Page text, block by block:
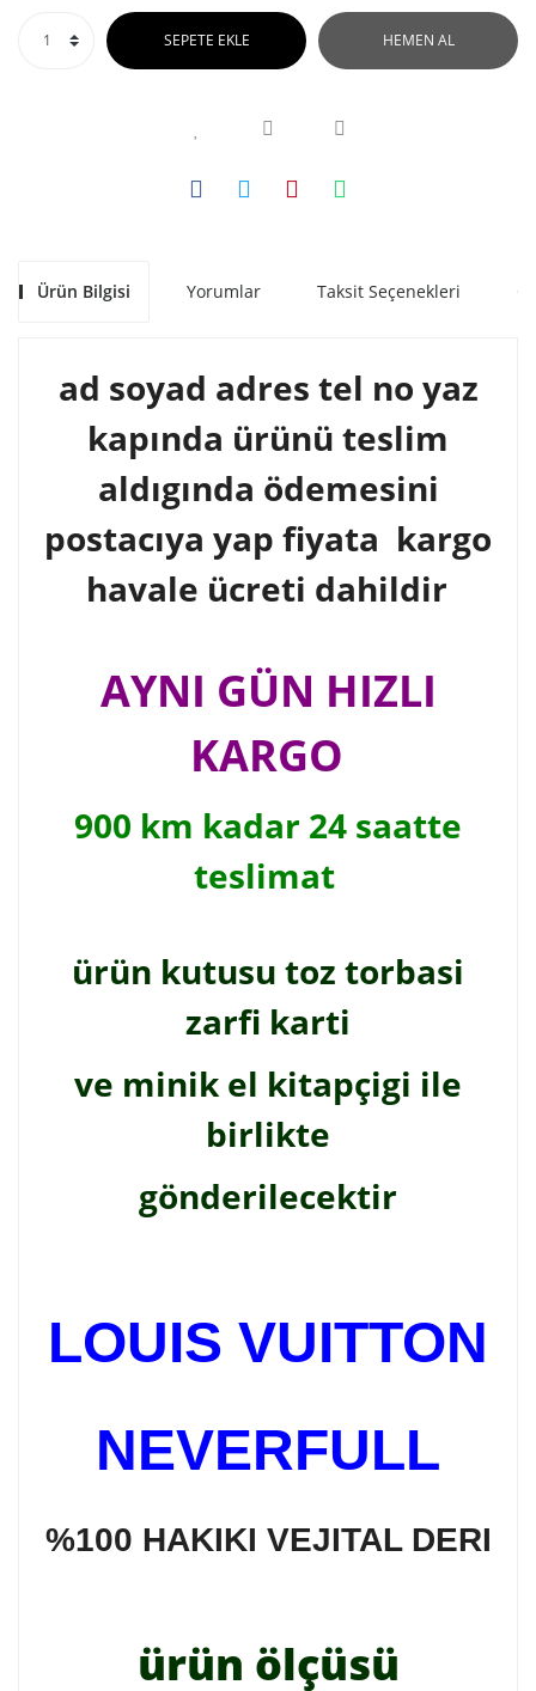
SEPETE EKLE HEMEN AL
Ürün Bilgisi Yorumlar Taksit Seçenekleri
ad soyad adres tel no yaz
kapında ürünü teslim
aldıgında ödemesini
postacıya yap fiyata kargo
havale ücreti dahildir
AYNI GÜN HIZLI
KARGO
900 km kadar 24 saatte
teslimat
ürün kutusu toz torbasi
zarfi karti
ve minik el kitapçigi ile
birlikte
gönderilecektir
LOUIS VUITTON
NEVERFULL
%100 HAKIKI VEJITAL DERI
ürün ölçüsü